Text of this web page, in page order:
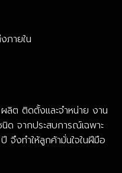
ภายใน
ลิต ติดตั้งและจำหน่าย งาน
ด จากประสบการณ์เฉพาะ
งทำให้ลูกค้ามั่นใจในฝีมือ